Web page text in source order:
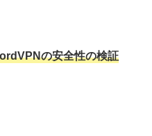
の安全性の検証